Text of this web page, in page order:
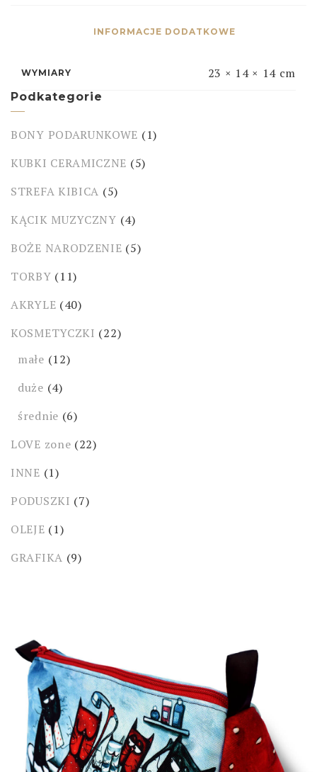
INFORMACJE DODATKOWE
WYMIARY 23 × 14 × 14 cm
Podkategorie
BONY PODARUNKOWE (1)
KUBKI CERAMICZNE (5)
STREFA KIBICA (5)
KĄCIK MUZYCZNY (4)
BOŻE NARODZENIE (5)
TORBY (11)
AKRYLE (40)
KOSMETYCZKI (22)
małe (12)
duże (4)
średnie (6)
LOVE zone (22)
INNE (1)
PODUSZKI (7)
OLEJE (1)
GRAFIKA (9)